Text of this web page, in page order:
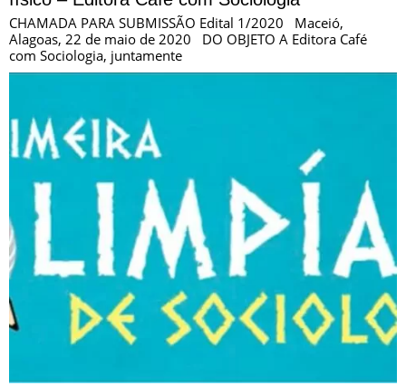
CHAMADA PARA SUBMISSÃO Edital 1/2020 Maceió,
Alagoas, 22 de maio de 2020 DO OBJETO A Editora Café
com Sociologia, juntamente